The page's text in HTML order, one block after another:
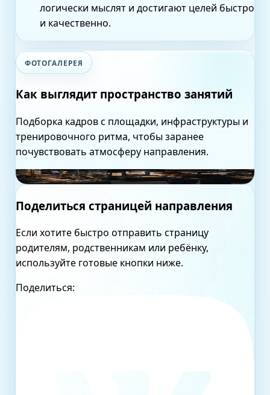
логически мыслят и достигают целей быстро
и качественно.
ФОТОГАЛЕРЕЯ
Как выглядит пространство занятий
Подборка кадров с площадки, инфраструктуры и
тренировочного ритма, чтобы заранее
почувствовать атмосферу направления.
Экспозиция авиатехники
Поделиться страницей направления
Если хотите быстро отправить страницу
родителям, родственникам или ребёнку,
используйте готовые кнопки ниже.
Поделиться: